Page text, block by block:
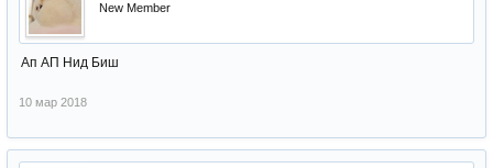
New Member
Ап АП Нид Биш
10 мар 2018